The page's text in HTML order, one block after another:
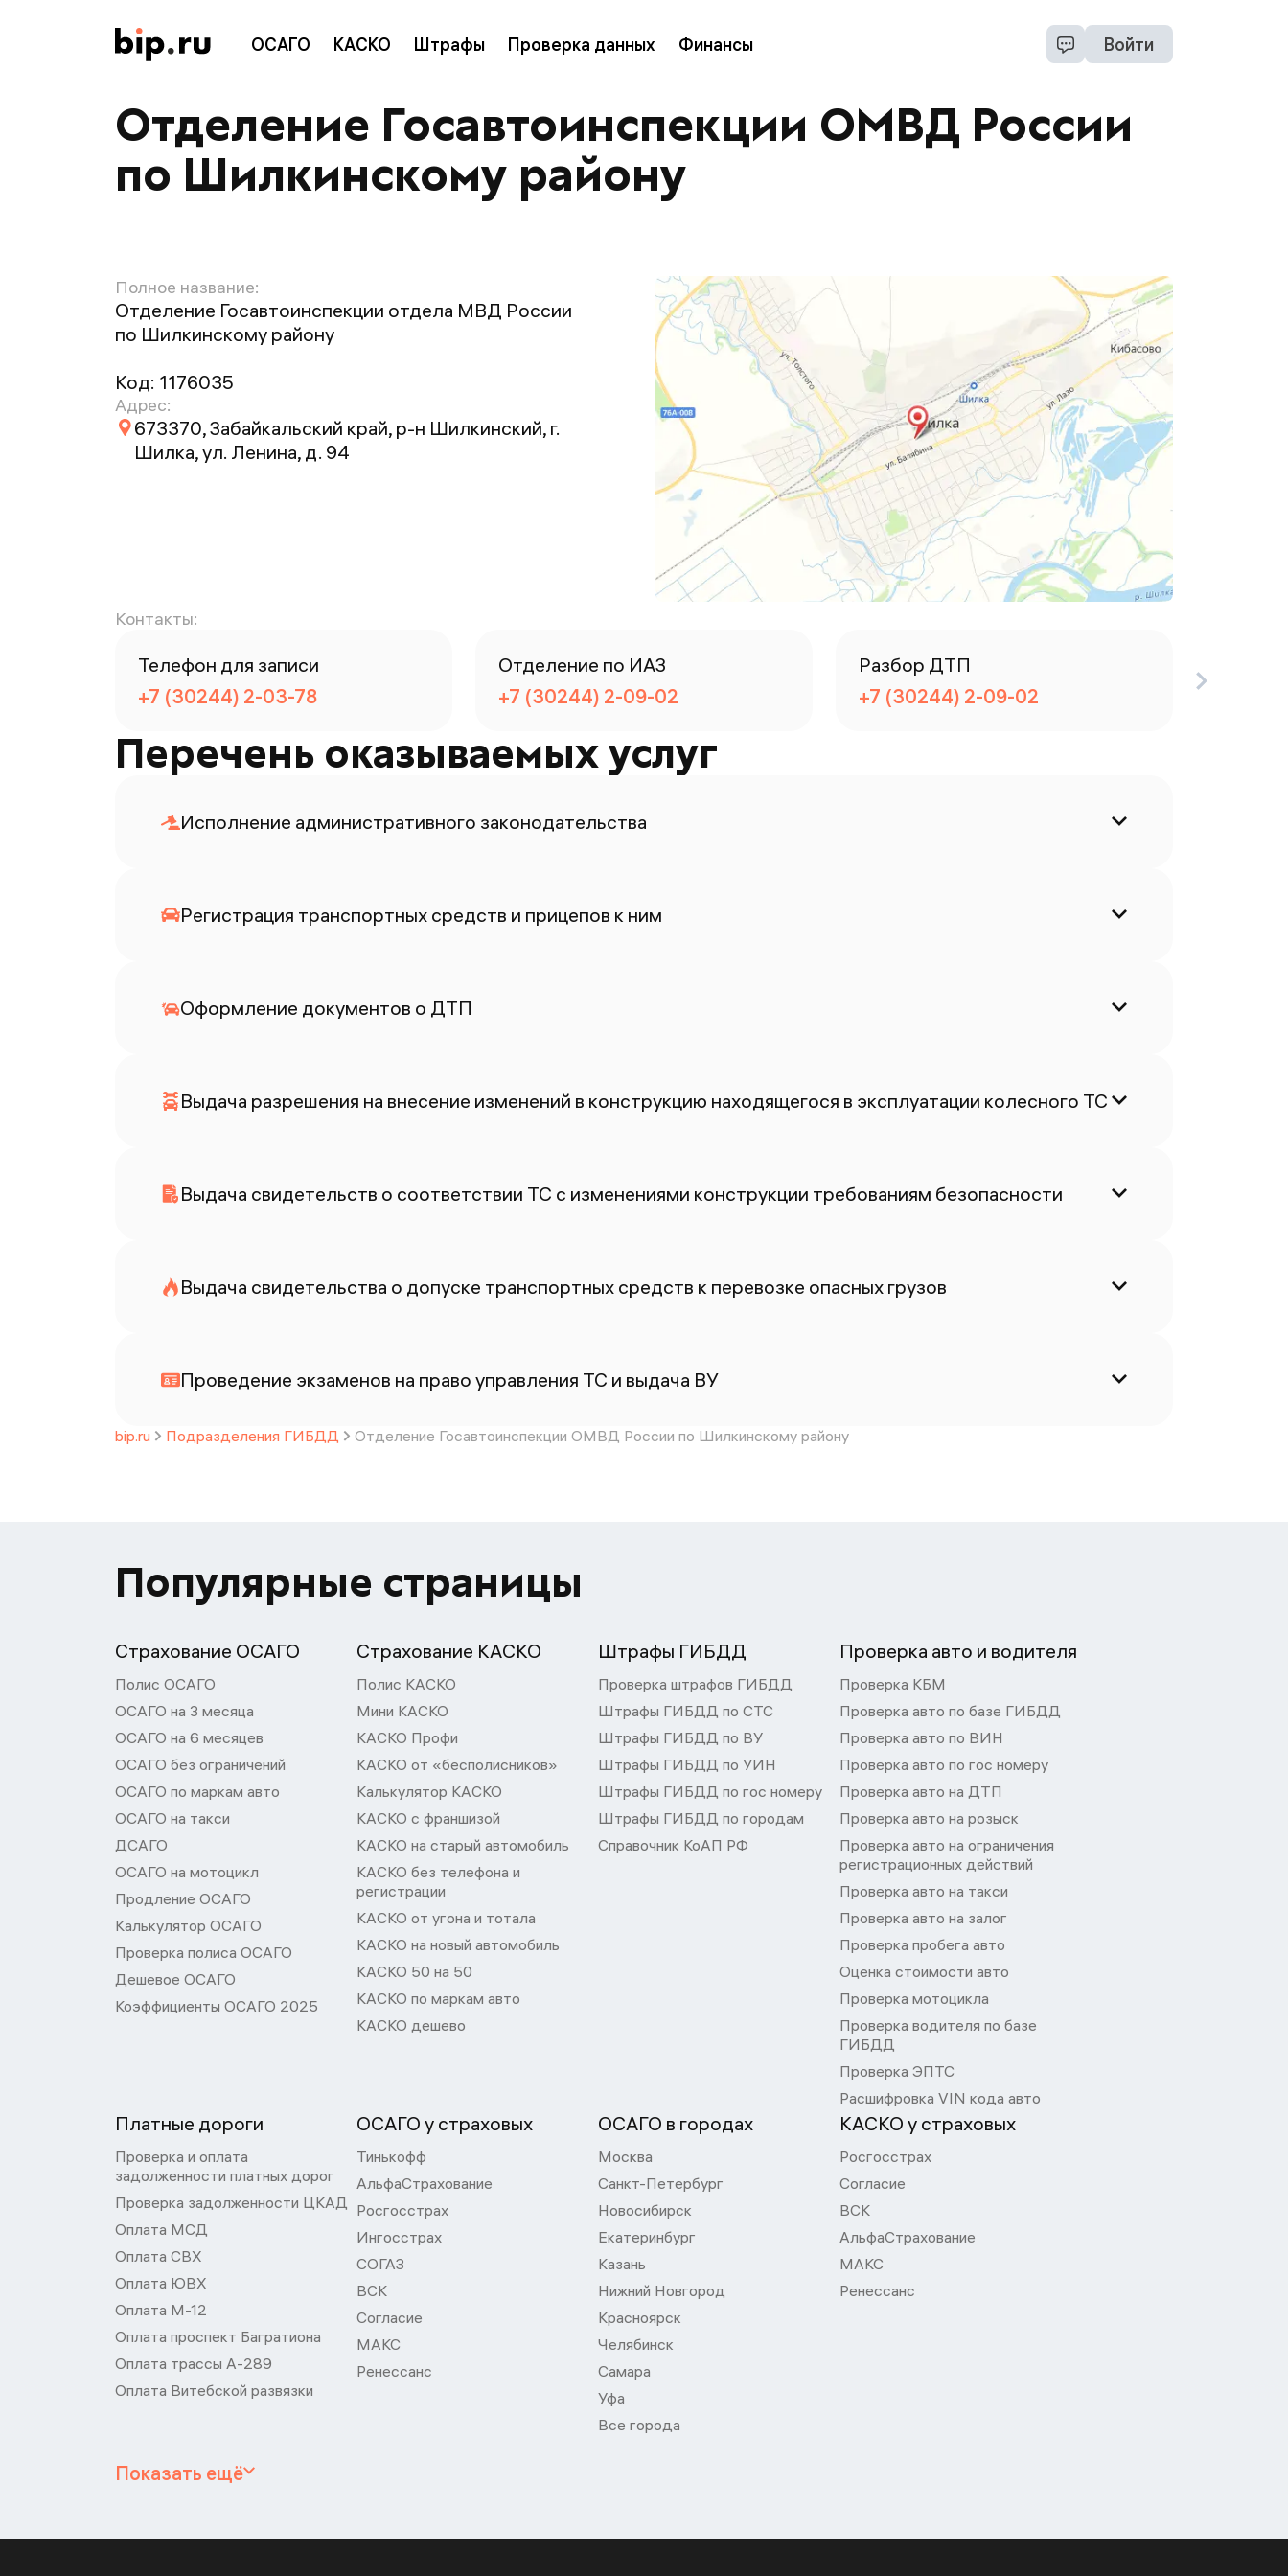
ОСАГО КАСКО Штрафы Проверка данных Финансы Войти
Отделение Госавтоинспекции ОМВД России
по Шилкинскому району
Полное название:
Отделение Госавтоинспекции отдела МВД России
по Шилкинскому району
Код: 1176035
Адрес:
673370, Забайкальский край, р-н Шилкинский, г.
Шилка, ул. Ленина, д. 94
Контакты:
Телефон для записи
+7 (30244) 2-03-78
Отделение по ИАЗ
+7 (30244) 2-09-02
Разбор ДТП
+7 (30244) 2-09-02
Перечень оказываемых услуг
Исполнение административного законодательства
Регистрация транспортных средств и прицепов к ним
Оформление документов о ДТП
Выдача разрешения на внесение изменений в конструкцию находящегося в эксплуатации колесного ТС
Выдача свидетельств о соответствии ТС с изменениями конструкции требованиям безопасности
Выдача свидетельства о допуске транспортных средств к перевозке опасных грузов
Проведение экзаменов на право управления ТС и выдача ВУ
bip.ru Подразделения ГИБДД Отделение Госавтоинспекции ОМВД России по Шилкинскому району
Популярные страницы
Страхование ОСАГО
Полис ОСАГО
ОСАГО на 3 месяца
ОСАГО на 6 месяцев
ОСАГО без ограничений
ОСАГО по маркам авто
ОСАГО на такси
ДСАГО
ОСАГО на мотоцикл
Продление ОСАГО
Калькулятор ОСАГО
Проверка полиса ОСАГО
Дешевое ОСАГО
Коэффициенты ОСАГО 2025
Страхование КАСКО
Полис КАСКО
Мини КАСКО
КАСКО Профи
КАСКО от «бесполисников»
Калькулятор КАСКО
КАСКО с франшизой
КАСКО на старый автомобиль
КАСКО без телефона и
регистрации
КАСКО от угона и тотала
КАСКО на новый автомобиль
КАСКО 50 на 50
КАСКО по маркам авто
КАСКО дешево
Штрафы ГИБДД
Проверка штрафов ГИБДД
Штрафы ГИБДД по СТС
Штрафы ГИБДД по ВУ
Штрафы ГИБДД по УИН
Штрафы ГИБДД по гос номеру
Штрафы ГИБДД по городам
Справочник КоАП РФ
Проверка авто и водителя
Проверка КБМ
Проверка авто по базе ГИБДД
Проверка авто по ВИН
Проверка авто по гос номеру
Проверка авто на ДТП
Проверка авто на розыск
Проверка авто на ограничения
регистрационных действий
Проверка авто на такси
Проверка авто на залог
Проверка пробега авто
Оценка стоимости авто
Проверка мотоцикла
Проверка водителя по базе
ГИБДД
Проверка ЭПТС
Расшифровка VIN кода авто
Платные дороги
Проверка и оплата
задолженности платных дорог
Проверка задолженности ЦКАД
Оплата МСД
Оплата СВХ
Оплата ЮВХ
Оплата М-12
Оплата проспект Багратиона
Оплата трассы А-289
Оплата Витебской развязки
ОСАГО у страховых
Тинькофф
АльфаСтрахование
Росгосстрах
Ингосстрах
СОГАЗ
ВСК
Согласие
МАКС
Ренессанс
ОСАГО в городах
Москва
Санкт-Петербург
Новосибирск
Екатеринбург
Казань
Нижний Новгород
Красноярск
Челябинск
Самара
Уфа
Все города
КАСКО у страховых
Росгосстрах
Согласие
ВСК
АльфаСтрахование
МАКС
Ренессанс
Показать ещё